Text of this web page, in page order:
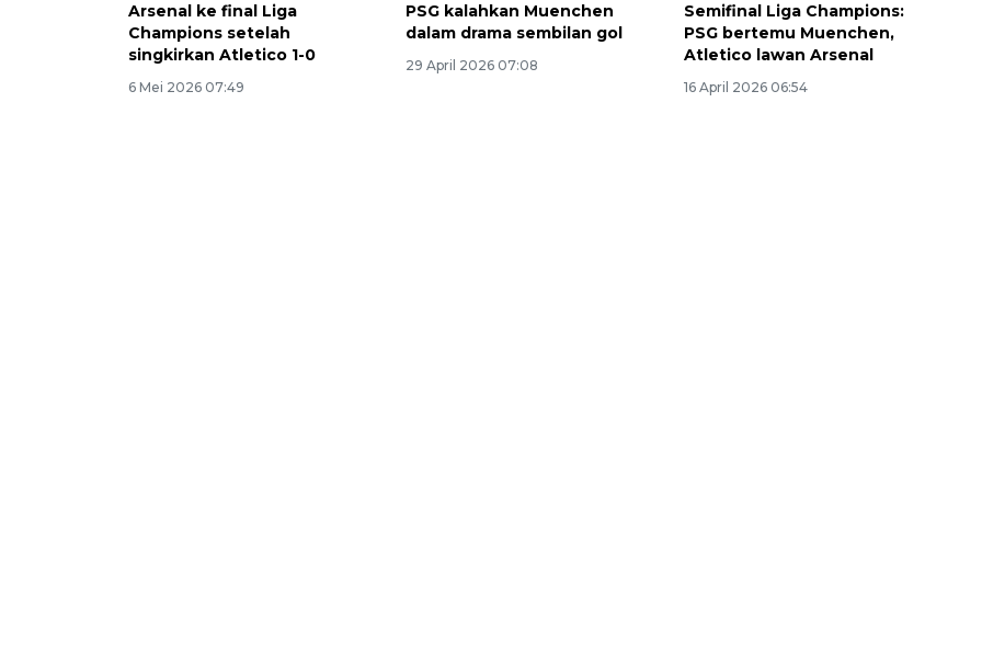
Arsenal ke final Liga
Champions setelah
singkirkan Atletico 1-0
6 Mei 2026 07:49
PSG kalahkan Muenchen
dalam drama sembilan gol
29 April 2026 07:08
Semifinal Liga Champions:
PSG bertemu Muenchen,
Atletico lawan Arsenal
16 April 2026 06:54